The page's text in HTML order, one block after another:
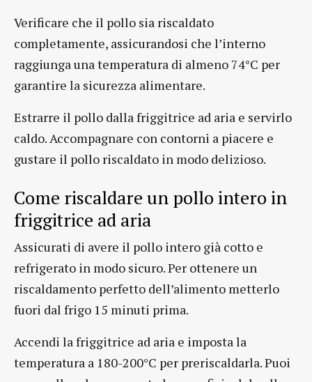
Verificare che il pollo sia riscaldato
completamente, assicurandosi che l’interno
raggiunga una temperatura di almeno 74°C per
garantire la sicurezza alimentare.
Estrarre il pollo dalla friggitrice ad aria e servirlo
caldo. Accompagnare con contorni a piacere e
gustare il pollo riscaldato in modo delizioso.
Come riscaldare un pollo intero in
friggitrice ad aria
Assicurati di avere il pollo intero già cotto e
refrigerato in modo sicuro. Per ottenere un
riscaldamento perfetto dell’alimento metterlo
fuori dal frigo 15 minuti prima.
Accendi la friggitrice ad aria e imposta la
temperatura a 180-200°C per preriscaldarla. Puoi